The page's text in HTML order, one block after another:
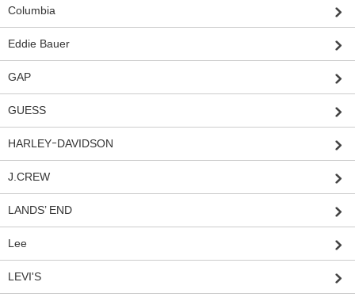
Columbia
Eddie Bauer
GAP
GUESS
HARLEYｰDAVIDSON
J.CREW
LANDS’ END
Lee
LEVI'S